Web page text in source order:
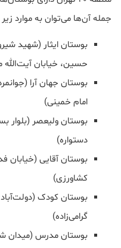
جمله آن‌ها می‌توان به موارد زیر
بوستان ایثار (شهید
حسین، خیابان آیت‌الله
بوستان جهان آرا
امام خمینی)
بوستان ولیعصر (بلوار
دستواره)
بوستان آقایی (خیابان
کشاورزی)
بوستان کودک (دولت‌آباد،
گرامی‌زاده)
بوستان مدرس (میدان